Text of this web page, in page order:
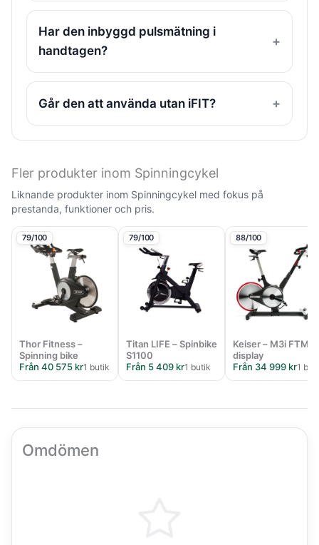
Har den inbyggd pulsmätning i
handtagen?
Går den att använda utan iFIT?
Fler produkter inom Spinningcykel
Liknande produkter inom Spinningcykel med fokus på
prestanda, funktioner och pris.
79/100
Thor Fitness –
Spinning bike
Från 40 575 kr1 butik
79/100
Titan LIFE – Spinbike
S1100
Från 5 409 kr1 butik
88/100
Keiser – M3i FTMS
display
Från 34 999 kr1
Omdömen